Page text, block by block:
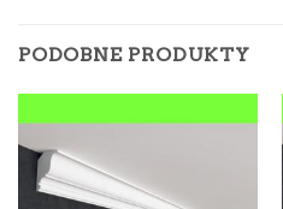
PODOBNE PRODUKTY